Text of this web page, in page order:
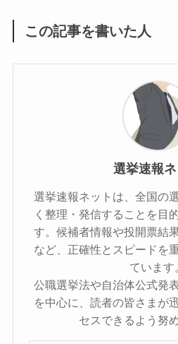
この記事を書いた人
選挙速報ネ
選挙速報ネットは、全国の
く整理・発信することを目
す。候補者情報や投開票結
など、正確性とスピードを
ています
公職選挙法や自治体公式発
を中心に、読者の皆さまが
セスできるよう努